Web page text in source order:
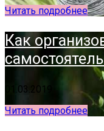
Читать подробнее
Как
01.03.2019
Читать подробнее